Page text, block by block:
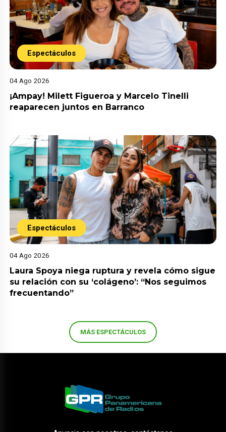
Espectáculos
04 Ago 2026
¡Ampay! Milett Figueroa y Marcelo Tinelli
reaparecen juntos en Barranco
Espectáculos
04 Ago 2026
Laura Spoya niega ruptura y revela cómo sigue
su relación con su ‘colágeno’: “Nos seguimos
frecuentando”
MÁS ESPECTÁCULOS